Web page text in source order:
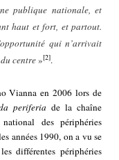
publique nationale, et
haut et fort, et partout.
qui n’arrivait
centre»[2].
Vianna en 2006 lors de
periferia de la chaîne
des périphéries
années 1990, on a vu se
différentes périphéries